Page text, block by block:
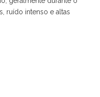
ruído intenso e altas